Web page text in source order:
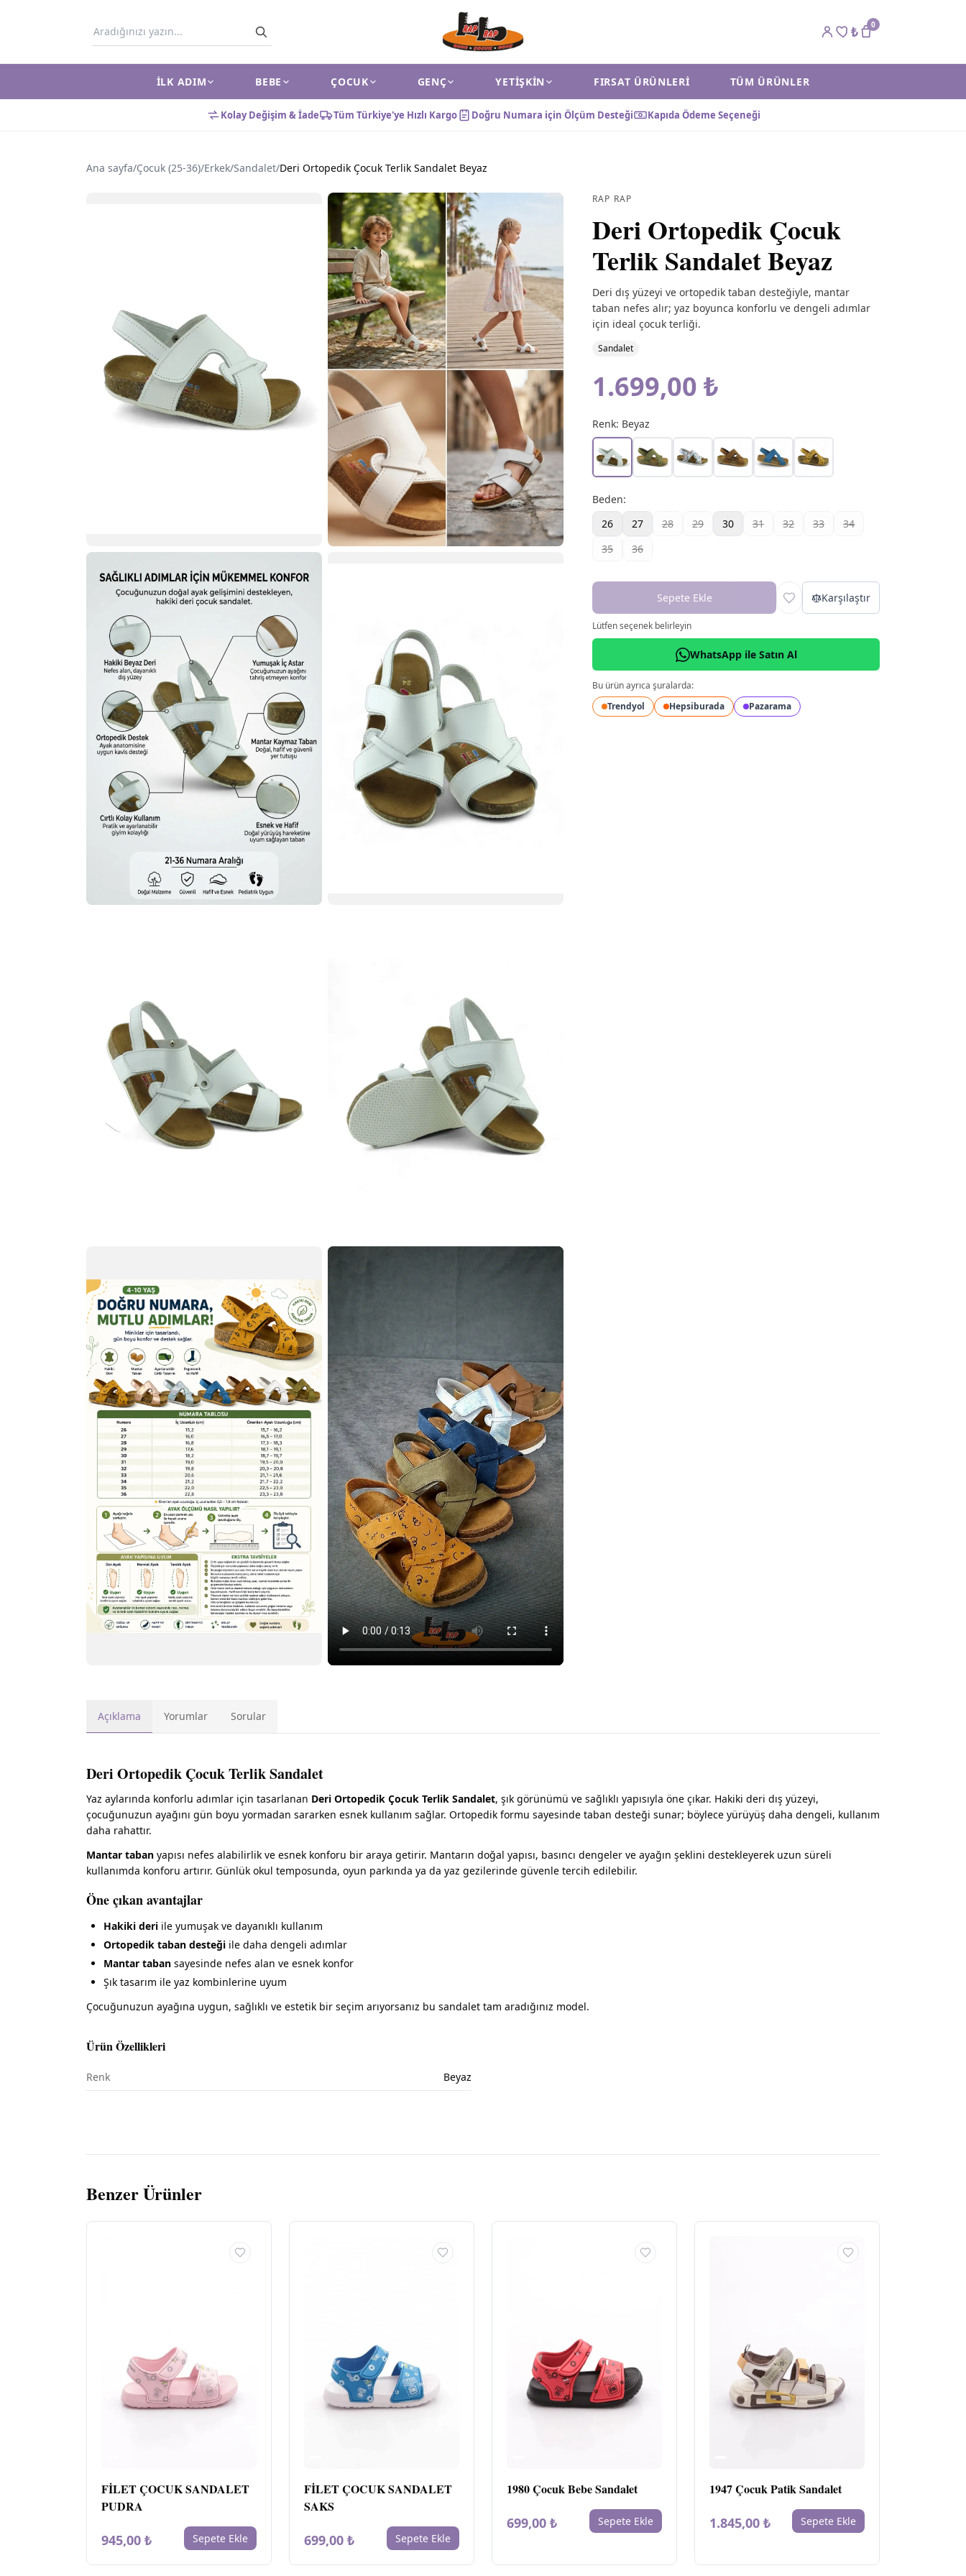
₺ 0
İLK ADIM BEBE ÇOCUK GENÇ YETIŞKIN FIRSAT ÜRÜNLERI TÜM ÜRÜNLER
Kolay Değişim & İade Tüm Türkiye'ye Hızlı Kargo Doğru Numara için Ölçüm Desteği Kapıda Ödeme Seçeneği
Ana sayfa/Çocuk (25-36)/Erkek/Sandalet/Deri Ortopedik Çocuk Terlik Sandalet Beyaz
RAP RAP
Deri Ortopedik Çocuk
Terlik Sandalet Beyaz
Deri dış yüzeyi ve ortopedik taban desteğiyle, mantar
taban nefes alır; yaz boyunca konforlu ve dengeli adımlar
için ideal çocuk terliği.
Sandalet
1.699,00 ₺
Renk: Beyaz
Beden:
26
27 28 29 30 31 32 33
34
35
36
Sepete Ekle Karşılaştır
Lütfen seçenek belirleyin
WhatsApp ile Satın Al
Bu ürün ayrıca şuralarda:
Trendyol
Hepsiburada Pazarama
Açıklama Yorumlar Sorular
Deri Ortopedik Çocuk Terlik Sandalet
Yaz aylarında konforlu adımlar için tasarlanan Deri Ortopedik Çocuk Terlik Sandalet, şık görünümü ve sağlıklı yapısıyla öne çıkar. Hakiki deri dış yüzeyi,
çocuğunuzun ayağını gün boyu yormadan sararken esnek kullanım sağlar. Ortopedik formu sayesinde taban desteği sunar; böylece yürüyüş daha dengeli, kullanım
daha rahattır.
Mantar taban yapısı nefes alabilirlik ve esnek konforu bir araya getirir. Mantarın doğal yapısı, basıncı dengeler ve ayağın şeklini destekleyerek uzun süreli
kullanımda konforu artırır. Günlük okul temposunda, oyun parkında ya da yaz gezilerinde güvenle tercih edilebilir.
Öne çıkan avantajlar
Hakiki deri ile yumuşak ve dayanıklı kullanım
Ortopedik taban desteği ile daha dengeli adımlar
Mantar taban sayesinde nefes alan ve esnek konfor
Şık tasarım ile yaz kombinlerine uyum
Çocuğunuzun ayağına uygun, sağlıklı ve estetik bir seçim arıyorsanız bu sandalet tam aradığınız model.
Ürün Özellikleri
Renk Beyaz
Benzer Ürünler
FİLET ÇOCUK SANDALET
PUDRA
945,00 ₺ Sepete Ekle
FİLET ÇOCUK SANDALET
SAKS
699,00 ₺ Sepete Ekle
1980 Çocuk Bebe Sandalet
699,00 ₺ Sepete Ekle
1947 Çocuk Patik Sandalet
1.845,00 ₺ Sepete Ekle